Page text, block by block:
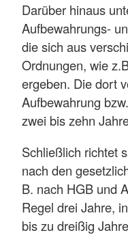
Darüber hinaus
Aufbewahrungs-
die sich aus
Ordnungen, wie
ergeben. Die dort
Aufbewahrung
zwei bis zehn
Schließlich richtet
nach den
B. nach HGB und
Regel drei Jahre,
bis zu dreißig